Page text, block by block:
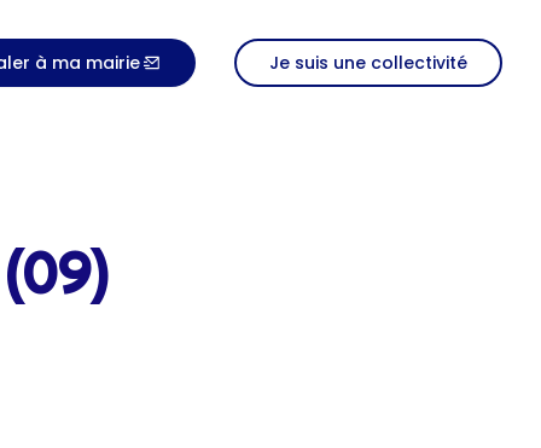
à ma mairie Je suis une collectivité